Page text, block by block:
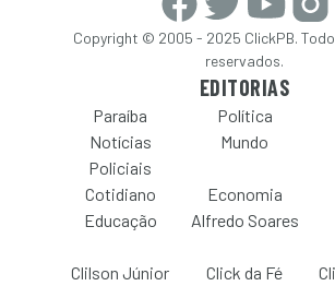
Copyright © 2005 - 2025 ClickPB.
reservados.
EDITORIAS
Paraíba Política
Notícias
Policiais
Mundo
Cotidiano Economia
Educação
Alfredo Soares
Clilson Júnior
Click da Fé